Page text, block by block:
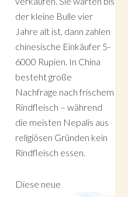
der kleine Bulle vier
Jahre alt ist, dann zahlen
chinesische Einkäufer 5-
6000 Rupien. In China
besteht große
Nachfrage nach frischem
Rindfleisch – während
die meisten Nepalis aus
religiösen Gründen kein
Rindfleisch essen.
Diese neue